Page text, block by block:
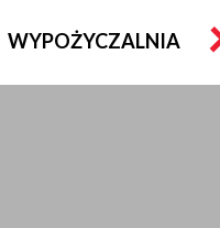
WYPOŻYCZALNIA